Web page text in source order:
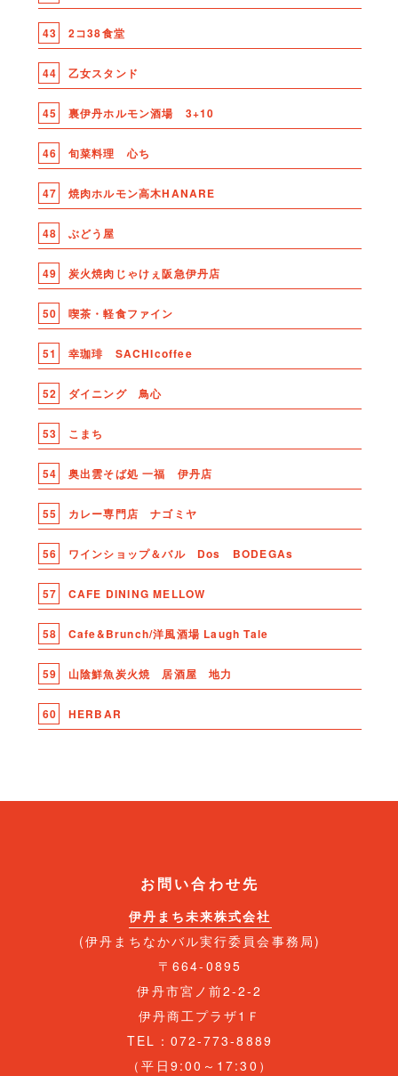
43 2コ38食堂
44 乙女スタンド
45 裏伊丹ホルモン酒場 3+10
46 旬菜料理 心ち
47 焼肉ホルモン高木HANARE
48 ぶどう屋
49 炭火焼肉じゃけぇ阪急伊丹店
50 喫茶・軽食ファイン
51 幸珈琲 SACHIcoffee
52 ダイニング 鳥心
53 こまち
54 奥出雲そば処 一福 伊丹店
55 カレー専門店 ナゴミヤ
56 ワインショップ＆バル Dos BODEGAs
57 CAFE DINING MELLOW
58 Cafe&Brunch/洋風酒場 Laugh Tale
59 山陰鮮魚炭火焼 居酒屋 地力
60 HERBAR
お問い合わせ先
伊丹まち未来株式会社
(伊丹まちなかバル実行委員会事務局)
〒664-0895
伊丹市宮ノ前2-2-2
伊丹商工プラザ1Ｆ
TEL：072-773-8889
（平日9:00～17:30）